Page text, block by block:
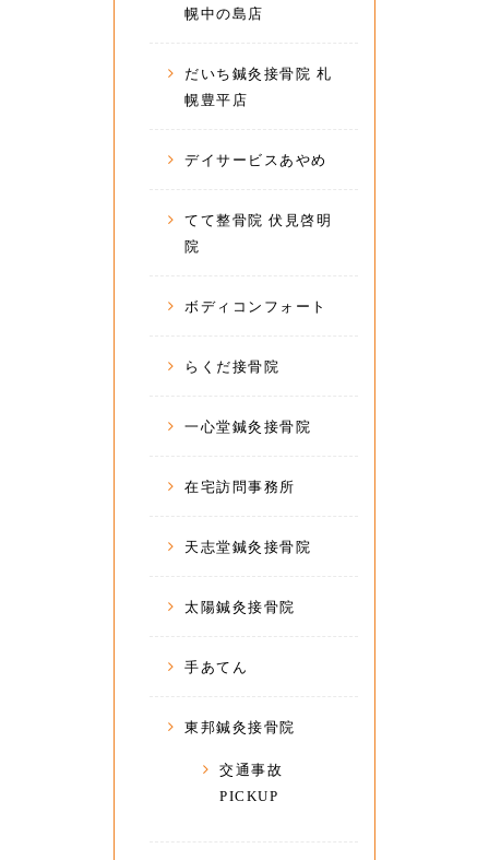
幌中の島店
だいち鍼灸接骨院 札
幌豊平店
デイサービスあやめ
てて整骨院 伏見啓明
院
ボディコンフォート
らくだ接骨院
一心堂鍼灸接骨院
在宅訪問事務所
天志堂鍼灸接骨院
太陽鍼灸接骨院
手あてん
東邦鍼灸接骨院
交通事故
PICKUP